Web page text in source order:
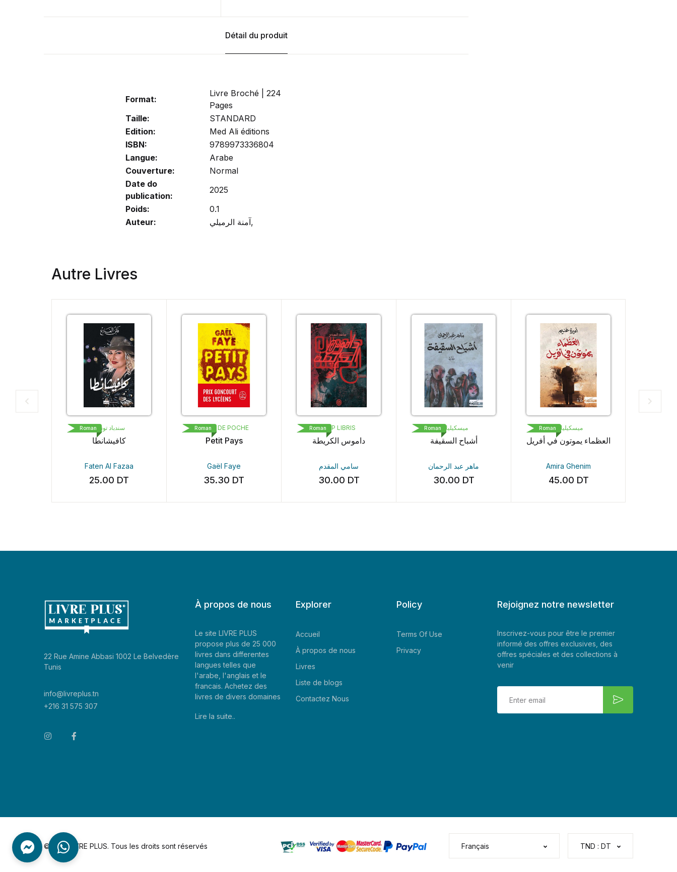
Détail du produit
Format:
Livre Broché | 224
Pages
Taille:
STANDARD
Edition:
Med Ali éditions
ISBN:
9789973336804
Langue:
Arabe
Couverture:
Normal
Date do
publication:
2025
Poids:
0.1
Auteur:
آمنة الرميلي,
Autre Livres
سندباد تونس
كافيشانطا
Faten Al Fazaa
25.00DT
Roman LIVRE DE POCHE
Petit Pays
Gaël Faye
35.30DT
Roman POP LIBRIS
داموس الكريطة
سامي المقدم
30.00DT
Roman ميسكيلياني
أشباح السقيفة
ماهر عبد الرحمان
30.00DT
Roman ميسكيلياني
العظماء يموتون في أفريل
Amira Ghenim
45.00DT
Roman
22 Rue Amine Abbasi 1002 Le Belvedère
Tunis
info@livreplus.tn
+216 31 575 307
À propos de nous
Le site LIVRE PLUS
propose plus de 25 000
livres dans differentes
langues telles que
l'arabe, l'anglais et le
francais. Achetez des
livres de divers domaines
Lire la suite..
Explorer
Accueil
À propos de nous
Livres
Liste de blogs
Contactez Nous
Policy
Terms Of Use
Privacy
Rejoignez notre newsletter
Inscrivez-vous pour être le premier
informé des offres exclusives, des
offres spéciales et des collections à
venir
©2026 LIVRE PLUS. Tous les droits sont réservés Français TND : DT